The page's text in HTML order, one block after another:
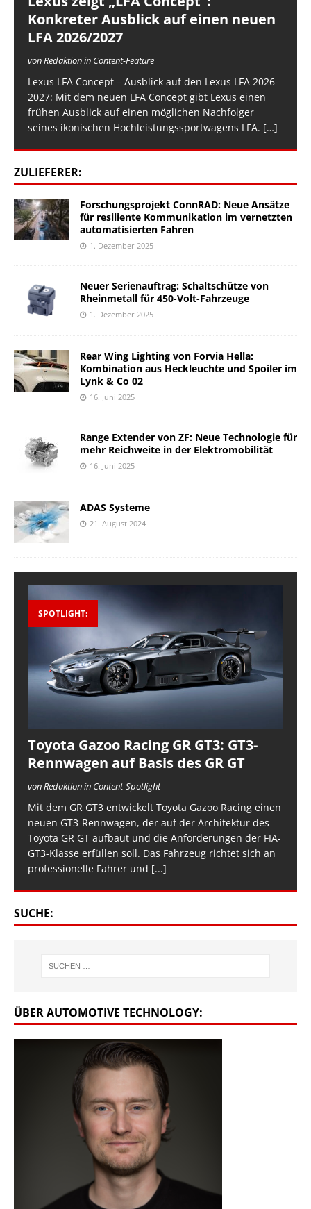
Konkreter Ausblick auf einen neuen
LFA 2026/2027
von Redaktion in Content-Feature
Lexus LFA Concept – Ausblick auf den Lexus LFA 2026-
2027: Mit dem neuen LFA Concept gibt Lexus einen
frühen Ausblick auf einen möglichen Nachfolger
seines ikonischen Hochleistungssportwagens LFA. […]
ZULIEFERER:
Forschungsprojekt ConnRAD: Neue Ansätze
für resiliente Kommunikation im vernetzten
automatisierten Fahren
1. Dezember 2025
Neuer Serienauftrag: Schaltschütze von
Rheinmetall für 450-Volt-Fahrzeuge
1. Dezember 2025
Rear Wing Lighting von Forvia Hella:
Kombination aus Heckleuchte und Spoiler im
Lynk & Co 02
16. Juni 2025
Range Extender von ZF: Neue Technologie für
mehr Reichweite in der Elektromobilität
16. Juni 2025
ADAS Systeme
21. August 2024
SPOTLIGHT:
Toyota Gazoo Racing GR GT3: GT3-
Rennwagen auf Basis des GR GT
von Redaktion in Content-Spotlight
Mit dem GR GT3 entwickelt Toyota Gazoo Racing einen
neuen GT3-Rennwagen, der auf der Architektur des
Toyota GR GT aufbaut und die Anforderungen der FIA-
GT3-Klasse erfüllen soll. Das Fahrzeug richtet sich an
professionelle Fahrer und [...]
SUCHE:
ÜBER AUTOMOTIVE TECHNOLOGY: